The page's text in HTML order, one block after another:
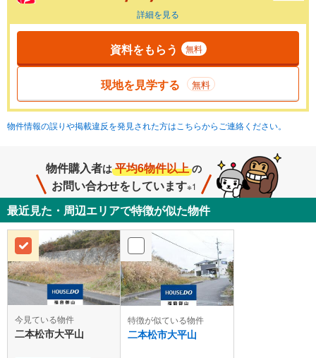
詳細を見る
資料をもらう 無料
現地を見学する 無料
物件情報の誤りや掲載違反を発見された方はこちらからご連絡ください。
物件購入者は 平均6物件以上 の
お問い合わせをしています※1
最近見た・周辺エリアで特徴が似た物件
今見ている物件
二本松市大平山
特徴が似ている物件
二本松市大平山